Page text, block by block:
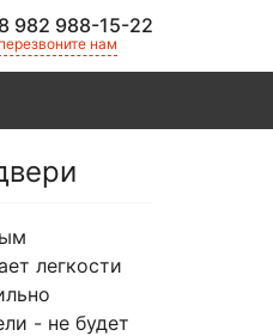
8 982 988-15-22
перезвоните нам
легкости
- не будет